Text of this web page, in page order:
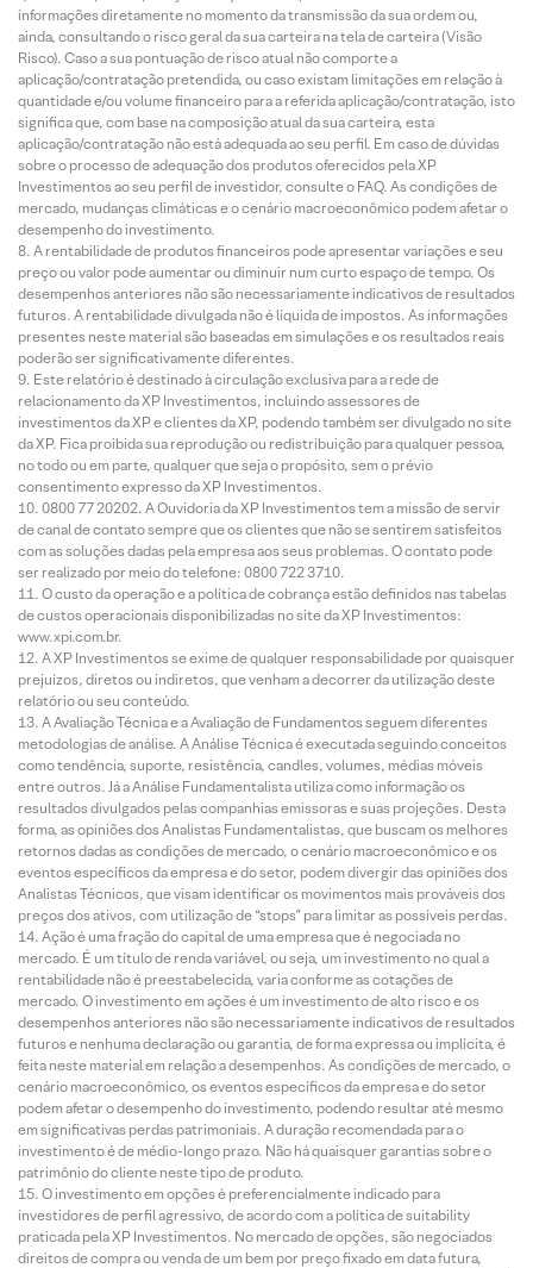
informações diretamente no momento da transmissão da sua ordem ou,
ainda, consultando o risco geral da sua carteira na tela de carteira (Visão
Risco). Caso a sua pontuação de risco atual não comporte a
aplicação/contratação pretendida, ou caso existam limitações em relação à
quantidade e/ou volume financeiro para a referida aplicação/contratação, isto
significa que, com base na composição atual da sua carteira, esta
aplicação/contratação não está adequada ao seu perfil. Em caso de dúvidas
sobre o processo de adequação dos produtos oferecidos pela XP
Investimentos ao seu perfil de investidor, consulte o FAQ. As condições de
mercado, mudanças climáticas e o cenário macroeconômico podem afetar o
desempenho do investimento.
A rentabilidade de produtos financeiros pode apresentar variações e seu
preço ou valor pode aumentar ou diminuir num curto espaço de tempo. Os
desempenhos anteriores não são necessariamente indicativos de resultados
futuros. A rentabilidade divulgada não é líquida de impostos. As informações
presentes neste material são baseadas em simulações e os resultados reais
poderão ser significativamente diferentes.
Este relatório é destinado à circulação exclusiva para a rede de
relacionamento da XP Investimentos, incluindo assessores de
investimentos da XP e clientes da XP, podendo também ser divulgado no site
da XP. Fica proibida sua reprodução ou redistribuição para qualquer pessoa,
no todo ou em parte, qualquer que seja o propósito, sem o prévio
consentimento expresso da XP Investimentos.
0800 77 20202. A Ouvidoria da XP Investimentos tem a missão de servir
de canal de contato sempre que os clientes que não se sentirem satisfeitos
com as soluções dadas pela empresa aos seus problemas. O contato pode
ser realizado por meio do telefone: 0800 722 3710.
O custo da operação e a política de cobrança estão definidos nas tabelas
de custos operacionais disponibilizadas no site da XP Investimentos:
www.xpi.com.br.
A XP Investimentos se exime de qualquer responsabilidade por quaisquer
prejuízos, diretos ou indiretos, que venham a decorrer da utilização deste
relatório ou seu conteúdo.
A Avaliação Técnica e a Avaliação de Fundamentos seguem diferentes
metodologias de análise. A Análise Técnica é executada seguindo conceitos
como tendência, suporte, resistência, candles, volumes, médias móveis
entre outros. Já a Análise Fundamentalista utiliza como informação os
resultados divulgados pelas companhias emissoras e suas projeções. Desta
forma, as opiniões dos Analistas Fundamentalistas, que buscam os melhores
retornos dadas as condições de mercado, o cenário macroeconômico e os
eventos específicos da empresa e do setor, podem divergir das opiniões dos
Analistas Técnicos, que visam identificar os movimentos mais prováveis dos
preços dos ativos, com utilização de “stops” para limitar as possíveis perdas.
Ação é uma fração do capital de uma empresa que é negociada no
mercado. É um título de renda variável, ou seja, um investimento no qual a
rentabilidade não é preestabelecida, varia conforme as cotações de
mercado. O investimento em ações é um investimento de alto risco e os
desempenhos anteriores não são necessariamente indicativos de resultados
futuros e nenhuma declaração ou garantia, de forma expressa ou implícita, é
feita neste material em relação a desempenhos. As condições de mercado, o
cenário macroeconômico, os eventos específicos da empresa e do setor
podem afetar o desempenho do investimento, podendo resultar até mesmo
em significativas perdas patrimoniais. A duração recomendada para o
investimento é de médio-longo prazo. Não há quaisquer garantias sobre o
patrimônio do cliente neste tipo de produto.
O investimento em opções é preferencialmente indicado para
investidores de perfil agressivo, de acordo com a política de suitability
praticada pela XP Investimentos. No mercado de opções, são negociados
direitos de compra ou venda de um bem por preço fixado em data futura,